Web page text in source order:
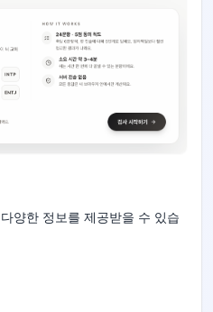
양한 정보를 제공받을 수 있습